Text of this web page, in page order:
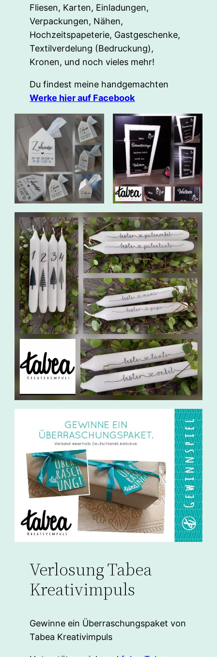
Fliesen, Karten, Einladungen,
Verpackungen, Nähen,
Hochzeitspapeterie, Gastgeschenke,
Textilverdelung (Bedruckung),
Kronen, und noch vieles mehr!
Du findest meine handgemachten
Werke hier auf Facebook
Verlosung Tabea
Kreativimpuls
Gewinne ein Überraschungspaket von
Tabea Kreativimpuls